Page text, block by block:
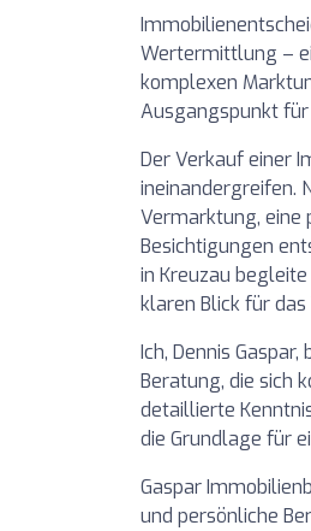
Wertermittlung –
komplexen
Ausgangspunkt
Der Verkauf einer
ineinandergreifen.
Vermarktung, eine
Besichtigungen
in Kreuzau
klaren Blick für
Ich, Dennis Gaspar,
Beratung, die sich
detaillierte
die Grundlage für
Gaspar
und persönliche